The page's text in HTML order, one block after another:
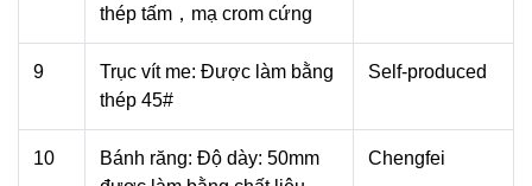
thép tấm，mạ crom cứng
9
Trục vít me: Được làm bằng
thép 45#
Self-produced
10
Bánh răng: Độ dày: 50mm
Chengfei